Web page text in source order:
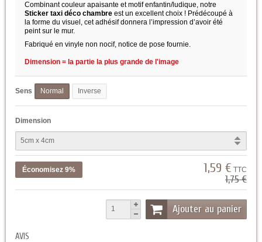
Combinant couleur apaisante et motif enfantin/ludique, notre
Sticker taxi déco chambre est un excellent choix ! Prédécoupé à
la forme du visuel, cet adhésif donnera l’impression d’avoir été
peint sur le mur.
Fabriqué en vinyle non nocif, notice de pose fournie.
Dimension = la partie la plus grande de l'image
Sens Normal Inverse
Dimension
Économisez 9% 1,59 € TTC
1,75 €
Ajouter au panier
AVIS